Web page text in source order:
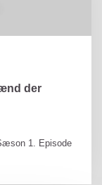
der
1. Episode